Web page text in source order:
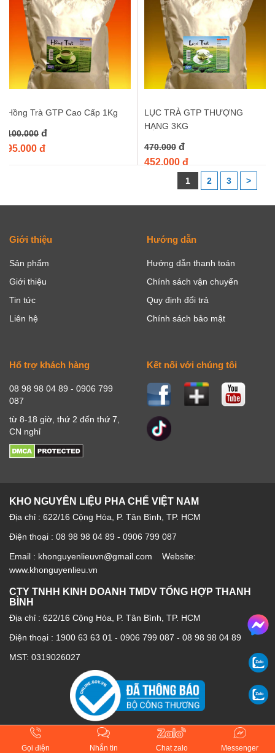
Hồng Trà GTP Cao Cấp 1Kg
100.000 đ
95.000 đ
LỤC TRÀ GTP THƯỢNG
HẠNG 3KG
470.000 đ
452.000 đ
1 2 3 >
Giới thiệu
Sản phẩm
Giới thiệu
Tin tức
Liên hệ
Hướng dẫn
Hướng dẫn thanh toán
Chính sách vận chuyển
Quy định đổi trả
Chính sách bảo mật
Hổ trợ khách hàng
08 98 98 04 89 - 0906 799
087
từ 8-18 giờ, thứ 2 đến thứ 7,
CN nghỉ
Kết nối với chúng tôi
KHO NGUYÊN LIỆU PHA CHẾ VIỆT NAM
Địa chỉ : 622/16 Cộng Hòa, P. Tân Bình, TP. HCM
Điện thoại : 08 98 98 04 89 - 0906 799 087
Email : khonguyenlieuvn@gmail.com Website:
www.khonguyenlieu.vn
CTY TNHH KINH DOANH TMDV TỔNG HỢP THANH
BÌNH
Địa chỉ : 622/16 Cộng Hòa, P. Tân Bình, TP. HCM
Điện thoại : 1900 63 63 01 - 0906 799 087 - 08 98 98 04 89
MST: 0319026027
Gọi điện Nhắn tin Chat zalo Messenger